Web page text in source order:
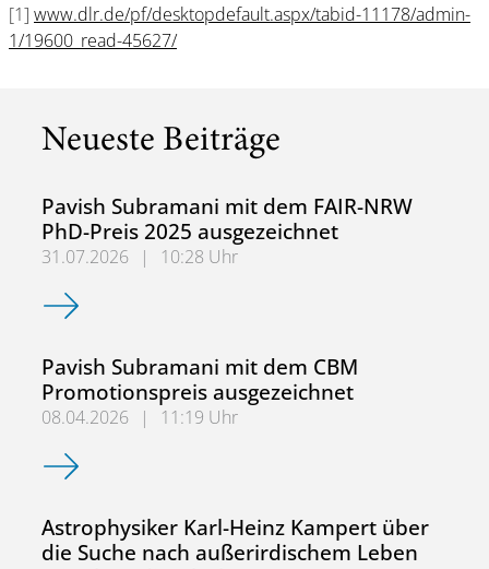
[1] www.dlr.de/pf/desktopdefault.aspx/tabid-11178/admin-
1/19600_read-45627/
Neueste Beiträge
Pavish Subramani mit dem FAIR-NRW
PhD-Preis 2025 ausgezeichnet
31.07.2026 |
10:28 Uhr
Pavish Subramani mit dem FAIR-NRW PhD-Preis 2025
Pavish Subramani mit dem CBM
Promotionspreis ausgezeichnet
08.04.2026 |
11:19 Uhr
Pavish Subramani mit dem CBM Promotionspreis
Astrophysiker Karl-Heinz Kampert über
die Suche nach außerirdischem Leben